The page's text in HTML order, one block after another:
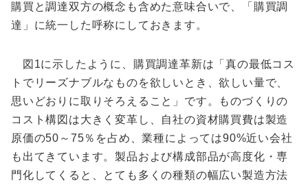
購買と調達双方の概念も含めた意味合いで、「購買調
達」に統一した呼称にしておきます。
図1に示したように、購買調達革新は「真の最低コス
トでリーズナブルなものを欲しいとき、欲しい量で、
思いどおりに取りそろえること」です。ものづくりの
コスト構図は大きく変革し、自社の資材購買費は製造
原価の50～75％を占め、業種によっては90%近い会社
も出てきています。製品および構成部品が高度化・専
門化してくると、とても多くの種類の幅広い製造方法